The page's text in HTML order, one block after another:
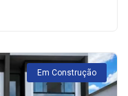
Em Construção